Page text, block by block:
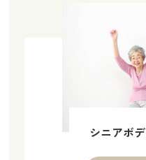
シニアボ